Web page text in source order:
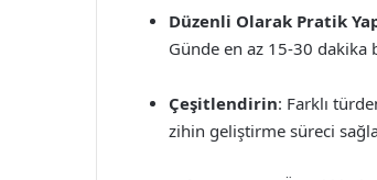
Düzenli Olarak Pratik
Günde en az 15-30 dakika
Çeşitlendirin: Farklı
zihin geliştirme süreci